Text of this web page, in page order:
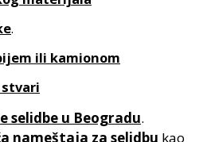
.
ili kamionom
selidbe u Beogradu.
nameštaja za selidbu kao